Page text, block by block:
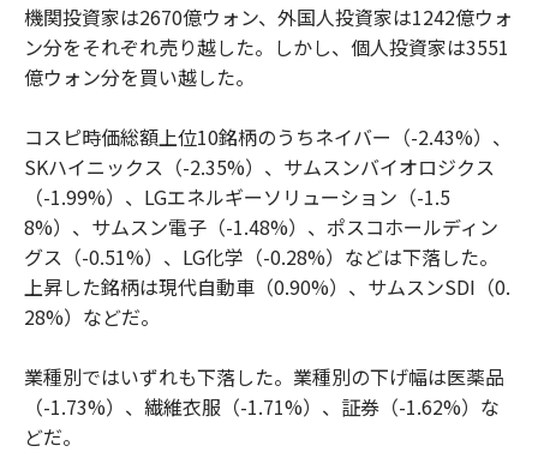
機関投資家は2670億ウォン、外国人投資家は1242億ウォ
ン分をそれぞれ売り越した。しかし、個人投資家は3551
億ウォン分を買い越した。
コスピ時価総額上位10銘柄のうちネイバー（-2.43%）、
SKハイニックス（-2.35%）、サムスンバイオロジクス
（-1.99%）、LGエネルギーソリューション（-1.5
8%）、サムスン電子（-1.48%）、ポスコホールディン
グス（-0.51%）、LG化学（-0.28%）などは下落した。
上昇した銘柄は現代自動車（0.90%）、サムスンSDI（0.
28%）などだ。
業種別ではいずれも下落した。業種別の下げ幅は医薬品
（-1.73%）、繊維衣服（-1.71%）、証券（-1.62%）な
どだ。